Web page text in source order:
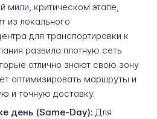
мили, критическом этапе,
из локального
для транспортировки к
развила плотную сеть
отлично знают свою зону
оптимизировать маршруты и
и точную доставку.
день (Same-Day): Для